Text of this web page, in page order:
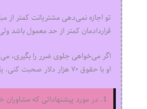
تو اجازه نمی‌دهی مشتریانت کمتر از
قراردادمان کمتر از حد معمول باشد
اگر می‌خواهی جلوی ضرر را بگیری،
او با حقوق ۷۰ هزار دلار صحبت کنی. یادت نرود که او کارآموز یا شاگردت نیست بلکه یک شریک ارزشمند است.
در مورد پیشنهاداتی که مشاوران